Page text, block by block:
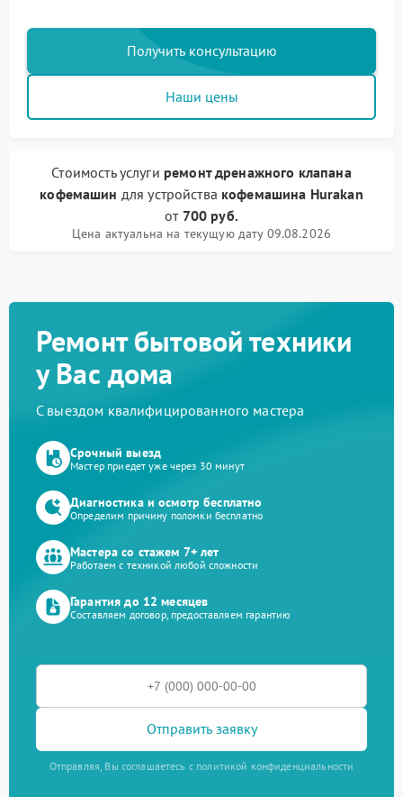
Получить консультацию
Наши цены
Стоимость услуги ремонт дренажного клапана
кофемашин для устройства кофемашина Hurakan
от 700 руб.
Цена актуальна на текущую дату 09.08.2026
Ремонт бытовой техники
у Вас дома
С выездом квалифицированного мастера
Срочный выезд
Мастер приедет уже через 30 минут
Диагностика и осмотр бесплатно
Определим причину поломки бесплатно
Мастера со стажем 7+ лет
Работаем с техникой любой сложности
Гарантия до 12 месяцев
Составляем договор, предоставляем гарантию
Отправить заявку
Отправляя, Вы соглашаетесь с политикой конфиденциальности